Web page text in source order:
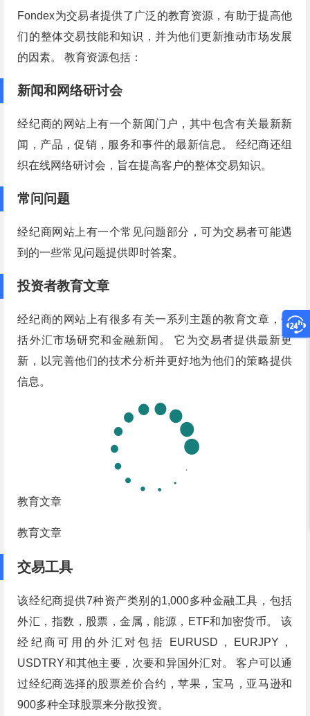
Fondex为交易者提供了广泛的教育资源，有助于提高他
们的整体交易技能和知识，并为他们更新推动市场发展
的因素。 教育资源包括：
新闻和网络研讨会
经纪商的网站上有一个新闻门户，其中包含有关最新新
闻，产品，促销，服务和事件的最新信息。 经纪商还组
织在线网络研讨会，旨在提高客户的整体交易知识。
常问问题
经纪商网站上有一个常见问题部分，可为交易者可能遇
到的一些常见问题提供即时答案。
投资者教育文章
经纪商的网站上有很多有关一系列主题的教育文章，包
括外汇市场研究和金融新闻。 它为交易者提供最新更
新，以完善他们的技术分析并更好地为他们的策略提供
信息。
教育文章
教育文章
交易工具
该经纪商提供7种资产类别的1,000多种金融工具，包括
外汇，指数，股票，金属，能源，ETF和加密货币。 该
经纪商可用的外汇对包括 EURUSD，EURJPY，
USDTRY和其他主要，次要和异国外汇对。 客户可以通
过经纪商选择的股票差价合约，苹果，宝马，亚马逊和
900多种全球股票来分散投资。